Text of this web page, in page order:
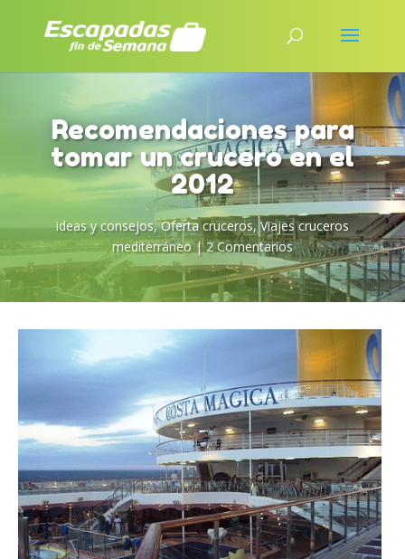
Recomendaciones para
tomar un crucero en el
2012
ideas y consejos,Oferta cruceros,Viajes cruceros
mediterráneo|2 Comentarios